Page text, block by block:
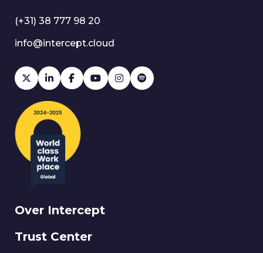
Over Intercept
Trust Center
(+31) 38 777 98 20
info@intercept.cloud